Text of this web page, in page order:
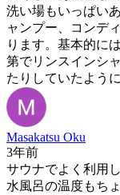
洗い場もいっぱい
ャンプー、コンデ
ります。基本的に
第でリンスインシ
たりしていたよう
Masakatsu Oku
3年前
サウナでよく利用し
水風呂の温度もち